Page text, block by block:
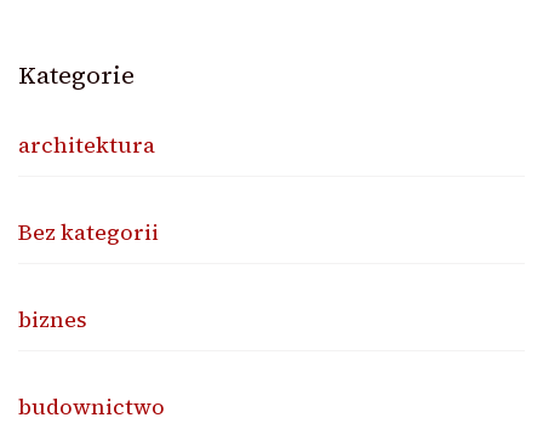
Kategorie
architektura
Bez kategorii
biznes
budownictwo